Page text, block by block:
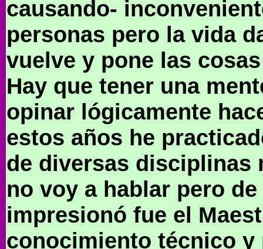
causando-
personas pero la vida
vuelve y pone las
Hay que tener una
opinar lógicamente
estos años he
de diversas disciplinas
no voy a hablar pero
impresionó fue el
conocimiento técnico